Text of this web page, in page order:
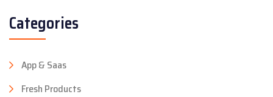
Categories
App & Saas
Fresh Products